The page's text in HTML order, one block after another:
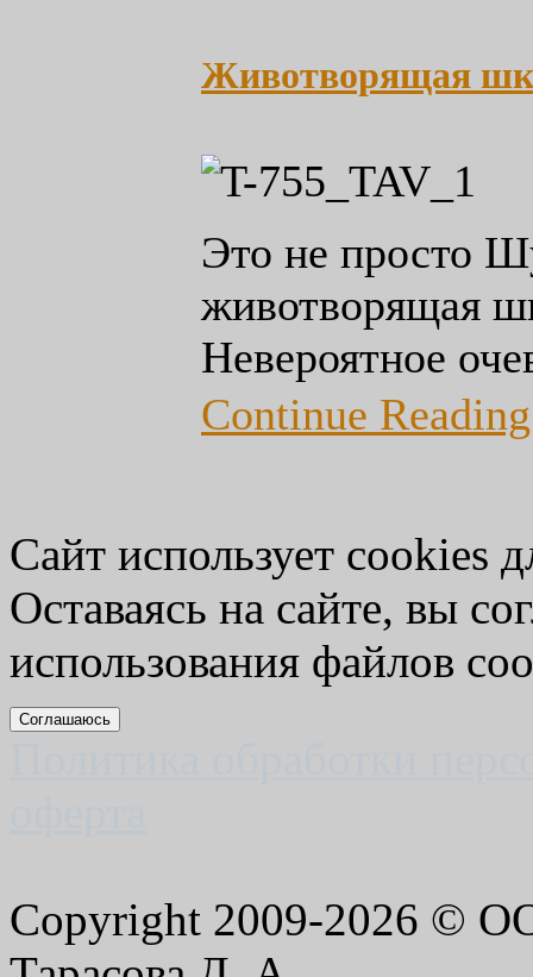
Животворящая
Это не просто
животворящая
Невероятное
Continue
Сайт использует cookies
Оставаясь на сайте, вы
использования файлов
Соглашаюсь
Copyright 2009-2026 ©